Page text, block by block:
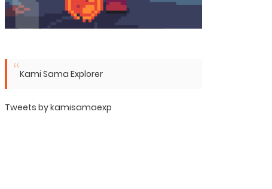
Kami Sama Explorer
Tweets by kamisamaexp